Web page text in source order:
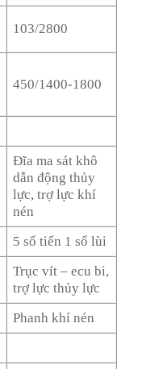
103/2800
450/1400-1800
Đĩa ma sát khô
dẫn động thủy
lực, trợ lực khí
nén
5 số tiến 1 số lùi
Trục vít – ecu bi,
trợ lực thủy lực
Phanh khí nén